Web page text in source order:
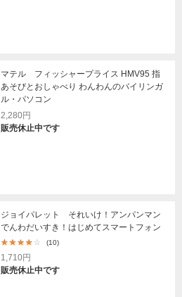
マテル フィッシャープライス HMV95 指
あそびとおしゃべり わんわんのバイリンガ
ル・パソコン
2,280円
販売休止中です
ジョイパレット それいけ！アンパンマン
でんわだいすき！はじめてスマートフォン
(10)
1,710円
販売休止中です